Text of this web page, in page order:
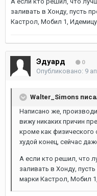
заливать в Хонду, пусть
Кастрол, Мобил 1,
Эдуард 0
Опубликовано: 9
Walter_Simons
Написано же,
вижу никаких причин
кроме как физического
худой конец, сейчас
А если кто решил, что
заливать в Хонду,
марки Кастрол, Мобил